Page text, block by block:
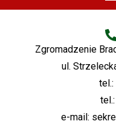
Zgromadzenie
ul.
e-mail: